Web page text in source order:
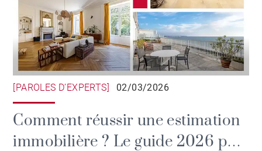
[PAROLES D’EXPERTS] 02/03/2026
Comment réussir une estimation
immobilière ? Le guide 2026 par